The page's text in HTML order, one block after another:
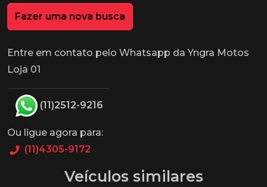
Fazer uma nova busca
Entre em contato pelo Whatsapp da Yngra Motos
Loja 01
(11)2512-9216
Ou ligue agora para:
(11)4305-9172
Veículos similares